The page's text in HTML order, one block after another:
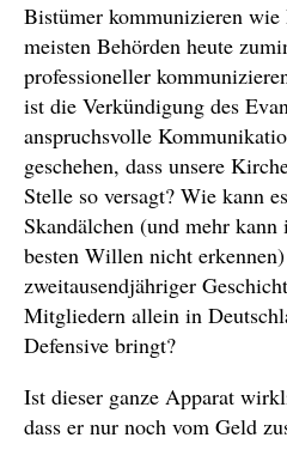
Bistümer kommunizieren
meisten Behörden heute
professioneller
ist die Verkündigung des
anspruchsvolle
geschehen, dass unsere
Stelle so versagt? Wie kann
Skandälchen (und mehr
besten Willen nicht
zweitausendjähriger
Mitgliedern allein in
Defensive bringt?
Ist dieser ganze Apparat
dass er nur noch vom Geld